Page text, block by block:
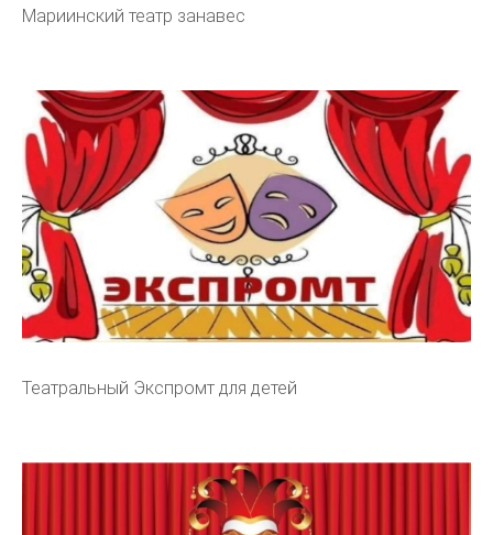
Мариинский театр занавес
Театральный Экспромт для детей